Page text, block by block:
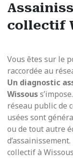
collectif
Vous êtes sur le
raccordée au
Un diagnostic
Wissous
réseau public de
usées sont
ou de tout autre
collectif à